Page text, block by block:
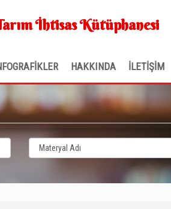
İhtisas Kütüphanesi
HAKKINDA İLETİŞİM